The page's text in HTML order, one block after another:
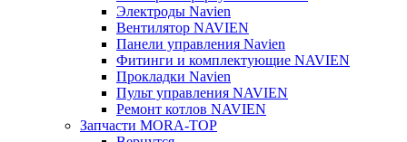
Электроды Navien
Вентилятор NAVIEN
Панели управления Navien
Фитинги и комплектующие NAVIEN
Прокладки Navien
Пульт управления NAVIEN
Ремонт котлов NAVIEN
Запчасти MORA-TOP